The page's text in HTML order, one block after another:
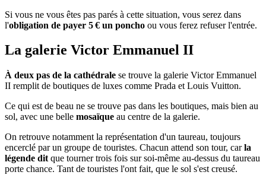
Si vous ne vous êtes pas parés à cette situation, vous serez dans
l'obligation de payer 5 € un poncho ou vous ferez refuser l'entrée.
La galerie Victor Emmanuel II
À deux pas de la cathédrale se trouve la galerie Victor Emmanuel
II remplit de boutiques de luxes comme Prada et Louis Vuitton.
Ce qui est de beau ne se trouve pas dans les boutiques, mais bien au
sol, avec une belle mosaïque au centre de la galerie.
On retrouve notamment la représentation d'un taureau, toujours
encerclé par un groupe de touristes. Chacun attend son tour, carla
légende dit que tourner trois fois sur soi-même au-dessus du taureau
porte chance. Tant de touristes l'ont fait, que le sol s'est creusé.